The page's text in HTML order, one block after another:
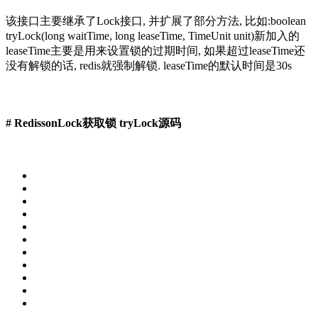
该接口主要继承了Lock接口, 并扩展了部分方法, 比如:boolean
tryLock(long waitTime, long leaseTime, TimeUnit unit)新加入的
leaseTime主要是用来设置锁的过期时间, 如果超过leaseTime还
没有解锁的话, redis就强制解锁. leaseTime的默认时间是30s
# RedissonLock获取锁 tryLock源码